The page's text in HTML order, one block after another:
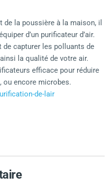
la poussière à la maison, il
d’un purificateur d’air.
de capturer les polluants de
la qualité de votre air.
efficace pour réduire
ou encore microbes.
de-lair